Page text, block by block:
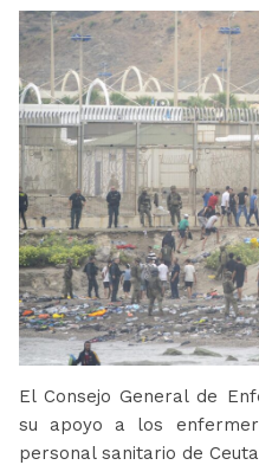
la crisis migratoria de
El Consejo General de
su apoyo a los
personal sanitario de